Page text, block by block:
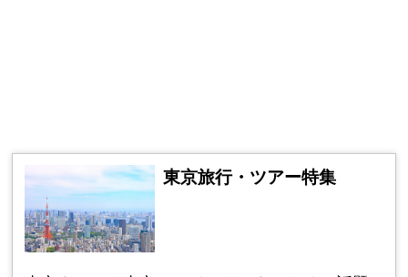
東京旅行・ツアー特集